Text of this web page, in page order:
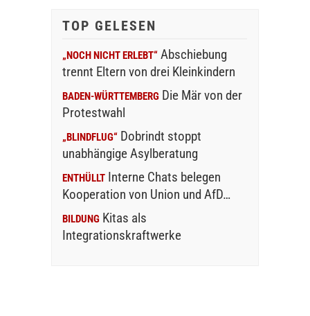
TOP GELESEN
„NOCH NICHT ERLEBT“ Abschiebung
trennt Eltern von drei Kleinkindern
BADEN-WÜRTTEMBERG Die Mär von der
Protestwahl
„BLINDFLUG“ Dobrindt stoppt
unabhängige Asylberatung
ENTHÜLLT Interne Chats belegen
Kooperation von Union und AfD…
BILDUNG Kitas als
Integrationskraftwerke